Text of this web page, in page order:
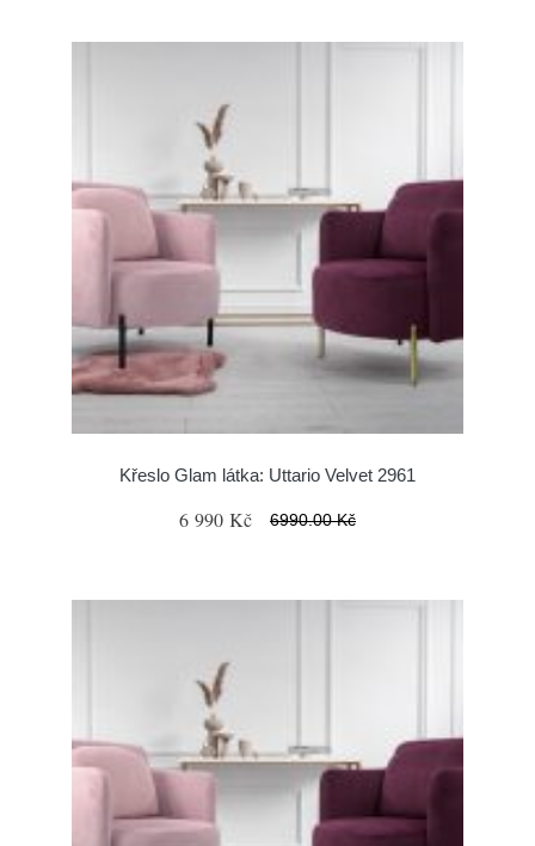
Křeslo Glam látka: Uttario Velvet 2961
6 990 Kč 6990.00 Kč